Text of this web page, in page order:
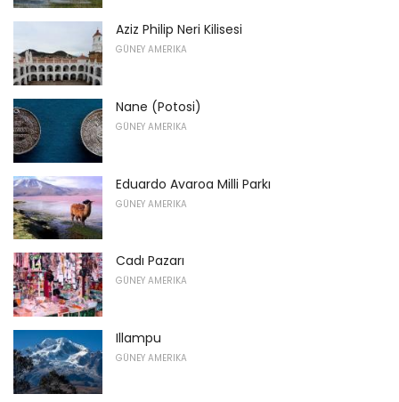
Aziz Philip Neri Kilisesi
GÜNEY AMERIKA
Nane (Potosi)
GÜNEY AMERIKA
Eduardo Avaroa Milli Parkı
GÜNEY AMERIKA
Cadı Pazarı
GÜNEY AMERIKA
Illampu
GÜNEY AMERIKA